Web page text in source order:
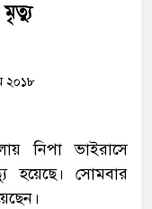
মৃত্যু
২০১৮
নিপা ভাইরাসে
হয়েছে। সোমবার